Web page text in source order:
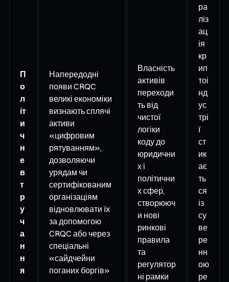
П
о
л
іт
и
ч
н
е
в
т
р
у
ч
а
н
н
я
Напередодні
появи CRQC
великі економіки
визнають сплячі
активи
«цифровим
рятуванням»,
дозволяючи
урядам чи
сертифікованим
організаціям
відновлювати їх
за допомогою
CRQC або через
спеціальні
«сайдчейни
поганих боргів»
Власність
активів
переходи
ть від
чистої
логіки
коду до
юридични
х і
політични
х сфер,
створююч
и нові
ринкові
правила
та
регулятор
ні рамки
ра
ліз
ац
ія
кр
ип
тоі
нд
ус
трі
ї
ст
ик
ає
ть
ся
із
су
ве
ре
нн
ою
ре